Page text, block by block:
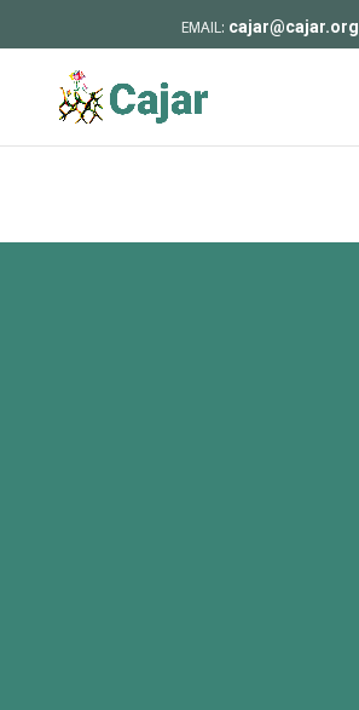
cajar@cajar.org